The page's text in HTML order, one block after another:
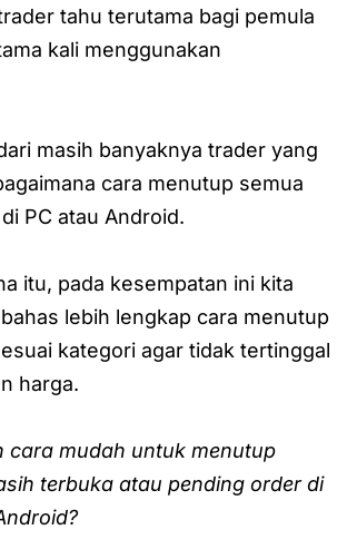
tahu terutama bagi pemula
kali menggunakan
masih banyaknya trader yang
cara menutup semua
PC atau Android.
itu, pada kesempatan ini kita
lebih lengkap cara menutup
kategori agar tidak tertinggal
harga.
cara mudah untuk menutup
terbuka atau pending order di